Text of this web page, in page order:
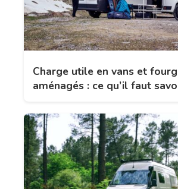
Charge utile en vans et
aménagés : ce qu’il faut